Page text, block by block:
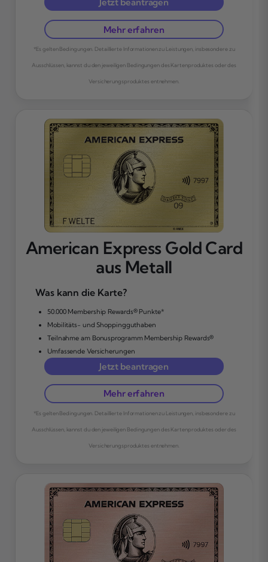
Mehr erfahren
*Es gelten Bedingungen. Detaillierte Informationen zu Leistungen, insbesondere zu
Ausschlüssen, kannst du den jeweiligen Bedingungen des Kartenproduktes oder des
Versicherungsproduktes entnehmen.
American Express Gold Card
aus Metall
Was kann die Karte?
50.000 Membership Rewards® Punkte*
Mobilitäts- und Shoppingguthaben
Teilnahme am Bonusprogramm Membership Rewards®
Umfassende Versicherungen
Jetzt beantragen
Mehr erfahren
*Es gelten Bedingungen. Detaillierte Informationen zu Leistungen, insbesondere zu
Ausschlüssen, kannst du den jeweiligen Bedingungen des Kartenproduktes oder des
Versicherungsproduktes entnehmen.